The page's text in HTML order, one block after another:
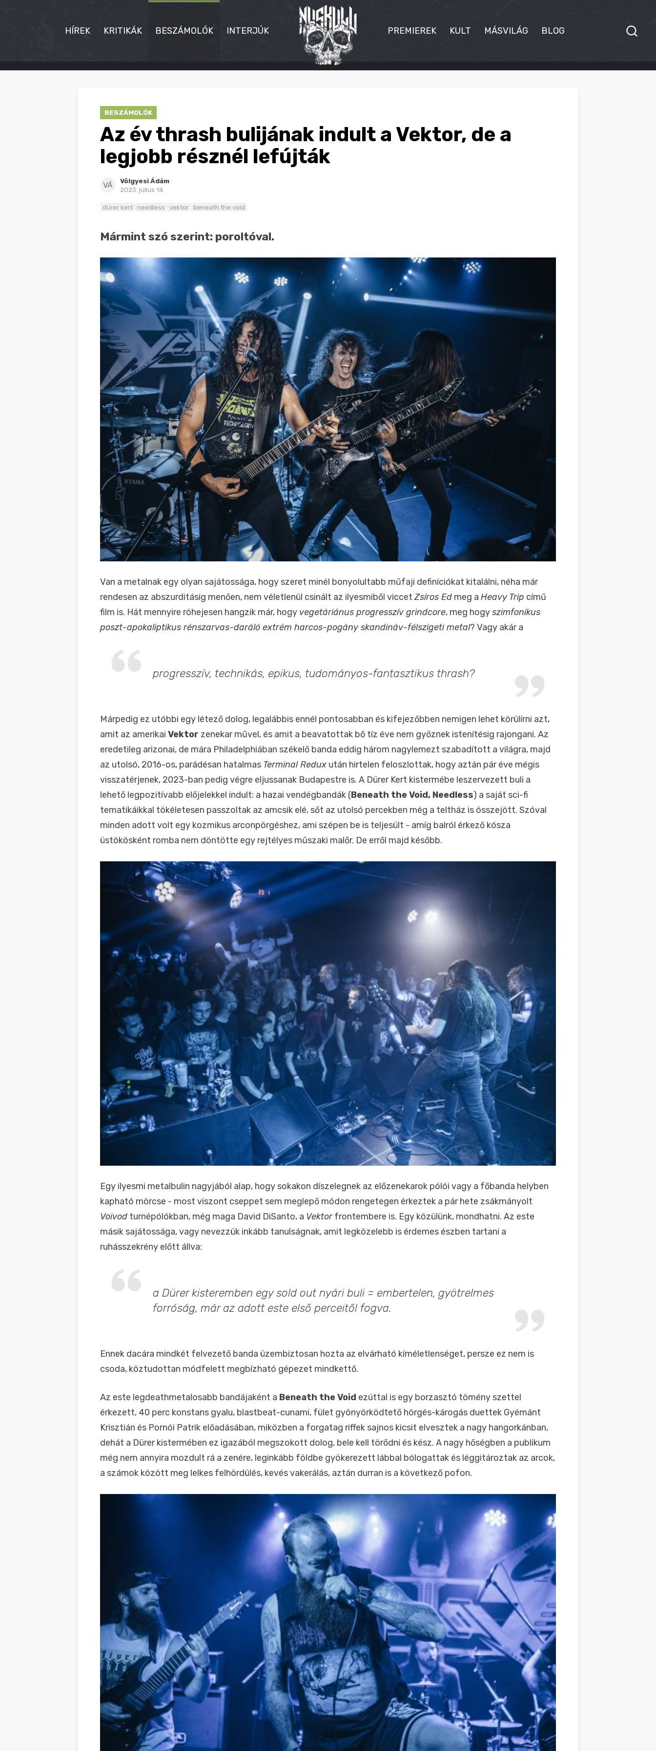
HÍREK KRITIKÁK BESZÁMOLÓK INTERJÚK PREMIEREK KULT MÁSVILÁG BLOG
HÍREK
BESZÁMOLÓK
Az év thrash bulijának indult a Vektor, de a
legjobb résznél lefújták
VÁ
Völgyesi Ádám
2023. július 14.
dürer kert needless vektor beneath the void
Mármint szó szerint: poroltóval.
Van a metalnak egy olyan sajátossága, hogy szeret minél bonyolultabb műfaji definíciókat kitalálni, néha már
rendesen az abszurditásig menően, nem véletlenül csinált az ilyesmiből viccetZsíros Ed meg a Heavy Trip című
film is. Hát mennyire röhejesen hangzik már, hogy vegetáriánus progresszív grindcore, meg hogyszimfonikus
poszt-apokaliptikus rénszarvas-daráló extrém harcos-pogány skandináv-félszigeti metal? Vagy akár a
progresszív, technikás, epikus, tudományos-fantasztikus thrash?
Márpedig ez utóbbi egy létező dolog, legalábbis ennél pontosabban és kifejezőbben nemigen lehet körülírni azt,
amit az amerikai Vektor zenekar művel, és amit a beavatottak bő tíz éve nem győznek istenítésig rajongani. Az
eredetileg arizonai, de mára Philadelphiában székelő banda eddig három nagylemezt szabadított a világra, majd
az utolsó, 2016-os, parádésan hatalmas Terminal Redux után hirtelen feloszlottak, hogy aztán pár éve mégis
visszatérjenek, 2023-ban pedig végre eljussanak Budapestre is. A Dürer Kert kistermébe leszervezett buli a
lehető legpozitívabb előjelekkel indult: a hazai vendégbandák (Beneath the Void, Needless) a saját sci-fi
tematikáikkal tökéletesen passzoltak az amcsik elé, sőt az utolsó percekben még a teltház is összejött. Szóval
minden adott volt egy kozmikus arconpörgéshez, ami szépen be is teljesült - amíg balról érkező kósza
üstökösként romba nem döntötte egy rejtélyes műszaki malőr. De erről majd később.
Egy ilyesmi metalbulin nagyjából alap, hogy sokakon díszelegnek az előzenekarok pólói vagy a főbanda helyben
kapható mörcse - most viszont cseppet sem meglepő módon rengetegen érkeztek a pár hete zsákmányolt
Voivod turnépólókban, még maga David DiSanto, a Vektorfrontembere is. Egy közülünk, mondhatni. Az este
másik sajátossága, vagy nevezzük inkább tanulságnak, amit legközelebb is érdemes észben tartani a
ruhásszekrény előtt állva:
a Dürer kisteremben egy sold out nyári buli = embertelen, gyötrelmes
forróság, már az adott este első perceitől fogva.
Ennek dacára mindkét felvezető banda üzembiztosan hozta az elvárható kíméletlenséget, persze ez nem is
csoda, köztudottan módfelett megbízható gépezet mindkettő.
Az este legdeathmetalosabb bandájaként a Beneath the Void ezúttal is egy borzasztó tömény szettel
érkezett, 40 perc konstans gyalu, blastbeat-cunami, fület gyönyörködtető hörgés-károgás duettek Gyémánt
Krisztián és Pornói Patrik előadásában, miközben a forgatag riffek sajnos kicsit elvesztek a nagy hangorkánban,
dehát a Dürer kistermében ez igazából megszokott dolog, bele kell törődni és kész. A nagy hőségben a publikum
még nem annyira mozdult rá a zenére, leginkább földbe gyökerezett lábbal bólogattak és léggitároztak az arcok,
a számok között meg lelkes felhördülés, kevés vakerálás, aztán durran is a következő pofon.